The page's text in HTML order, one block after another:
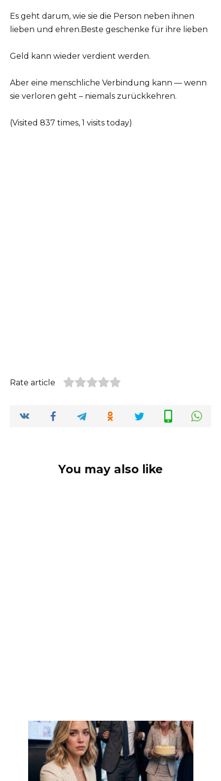
Es geht darum, wie sie die Person neben ihnen
lieben und ehren.Beste geschenke für ihre lieben
Geld kann wieder verdient werden.
Aber eine menschliche Verbindung kann — wenn
sie verloren geht – niemals zurückkehren.
(Visited 837 times, 1 visits today)
Rate article
You may also like